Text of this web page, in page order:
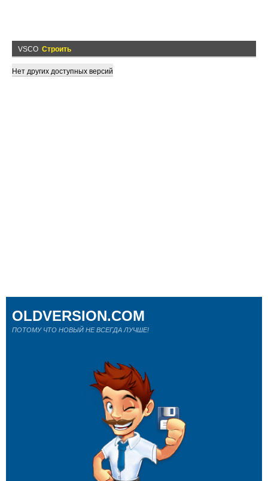
VSCO Строить
Нет других доступных версий
OLDVERSION.COM
ПОТОМУ ЧТО НОВЫЙ НЕ ВСЕГДА ЛУЧШЕ!